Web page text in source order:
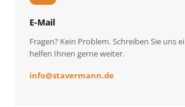
E-Mail
Fragen? Kein Problem. Schreiben Sie uns
helfen Ihnen gerne weiter.
info@stavermann.de